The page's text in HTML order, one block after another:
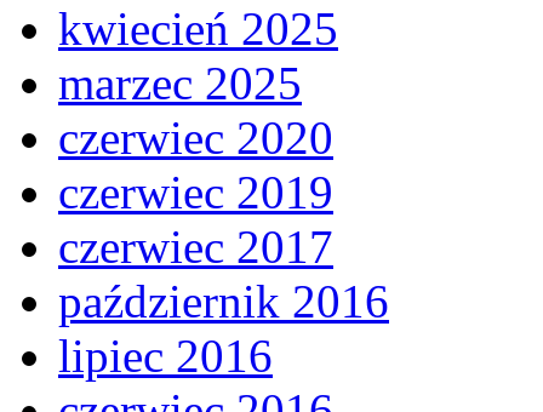
kwiecień 2025
marzec 2025
czerwiec 2020
czerwiec 2019
czerwiec 2017
październik 2016
lipiec 2016